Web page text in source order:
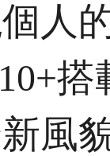
人
風